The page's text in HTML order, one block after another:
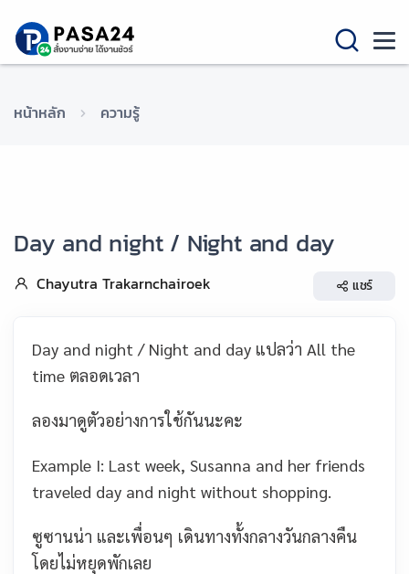
หน้าหลัก ความรู้
Day and night / Night and day
Chayutra Trakarnchairoek แชร์
Day and night / Night and day แปลว่า All the
time ตลอดเวลา
ลองมาดูตัวอย่างการใช้กันนะคะ
Example I: Last week, Susanna and her friends
traveled day and night without shopping.
ซูซานน่า และเพื่อนๆ เดินทางทั้งกลางวันกลางคืน
โดยไม่หยุดพักเลย